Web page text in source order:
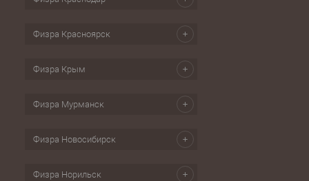
Физра Красноярск
Физра Крым
Физра Мурманск
Физра Новосибирск
Физра Норильск